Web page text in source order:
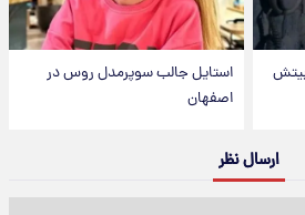
استایل جالب سوپرمدل روس در
اصفهان
ارسال نظر